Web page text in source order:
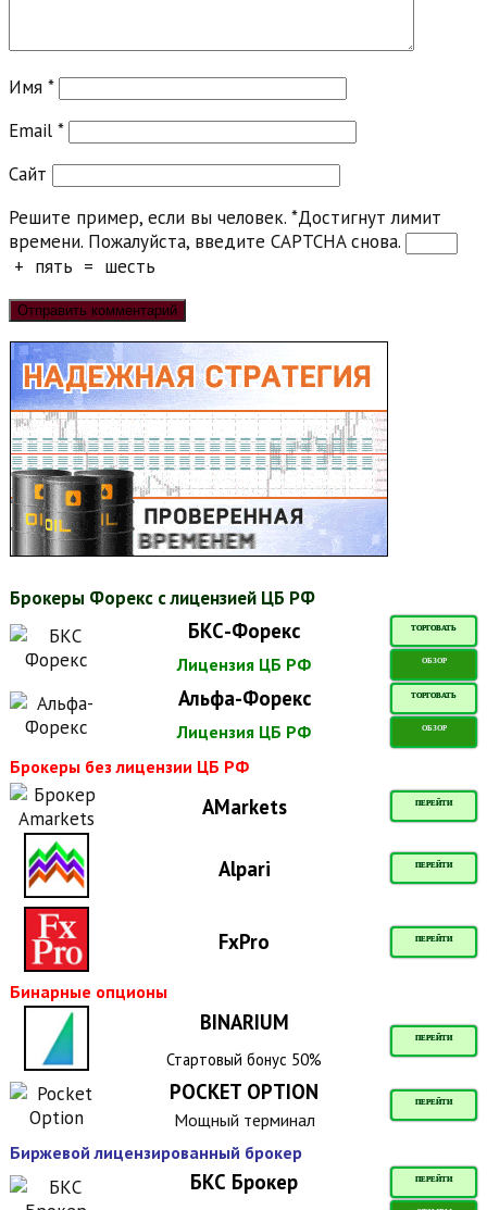
Имя *
Email *
Сайт
Решите пример, если вы человек. *Достигнут лимит
времени. Пожалуйста, введите CAPTCHA снова.
+ пять = шесть
Брокеры Форекс с лицензией ЦБ РФ
БКС-Форекс ТОРГОВАТЬ
Лицензия ЦБ РФ ОБЗОР
Альфа-Форекс ТОРГОВАТЬ
Лицензия ЦБ РФ ОБЗОР
Брокеры без лицензии ЦБ РФ
AMarkets ПЕРЕЙТИ
Alpari ПЕРЕЙТИ
FxPro ПЕРЕЙТИ
Бинарные опционы
BINARIUM
ПЕРЕЙТИ
Стартовый бонус 50%
POCKET OPTION ПЕРЕЙТИ
Мощный терминал
Биржевой лицензированный брокер
БКС Брокер ПЕРЕЙТИ